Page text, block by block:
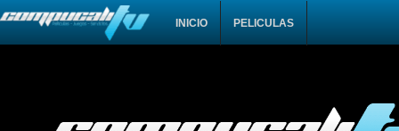
INICIO PELICULAS